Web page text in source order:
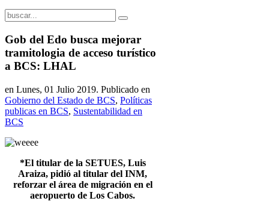
Gob del Edo busca mejorar
tramitologia de acceso turístico
a BCS: LHAL
en Lunes, 01 Julio 2019. Publicado en
Gobierno del Estado de BCS, Políticas
publicas en BCS, Sustentabilidad en
BCS
*El titular de la SETUES, Luis
Araiza, pidió al titular del INM,
reforzar el área de migración en el
aeropuerto de Los Cabos.